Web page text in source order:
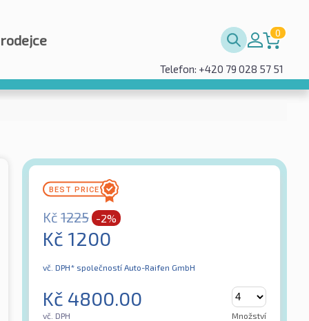
0
Telefon: +420 79 028 57 51
Kč 1225 -2%
Kč 1200
vč. DPH* společností Auto-Raifen GmbH
Kč 4800.00
vč. DPH Množství